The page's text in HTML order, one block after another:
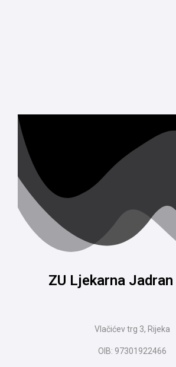
ZU Ljekarna
Vlačićev trg 3, Rijeka
OIB: 97301922466